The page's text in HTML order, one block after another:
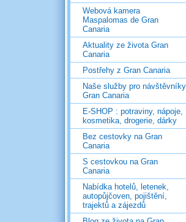
Webová kamera
Maspalomas de Gran
Canaria
Aktuality ze života Gran
Canaria
Postřehy z Gran Canaria
Naše služby pro návštěvníky
Gran Canaria
E-SHOP : potraviny, nápoje,
kosmetika, drogerie, dárky
Bez cestovky na Gran
Canaria
S cestovkou na Gran
Canaria
Nabídka hotelů, letenek,
autopůjčoven, pojištění,
trajektů a zájezdů